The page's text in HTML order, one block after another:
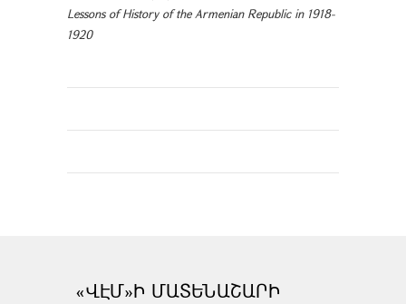
Lessons of History of the Armenian Republic in 1918-
1920
«ՎԷՄ»Ի ՄԱՏԵՆԱՇԱՐԻ